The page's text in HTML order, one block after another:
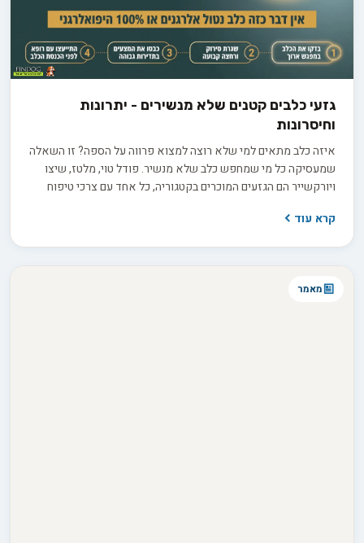
גזעי כלבים קטנים שלא מנשירים - יתרונות
וחיסרונות
איזה כלב מתאים למי שלא רוצה למצוא פרווה על הספה? זו השאלה
שמעסיקה כל מי שמחפש כלב שלא מנשיר. פודל טוי, מלטז, שיצו
ויורקשייר הם הגזעים המוכרים בקטגוריה, כל אחד עם צרכי טיפוח
קרא עוד
מאמר